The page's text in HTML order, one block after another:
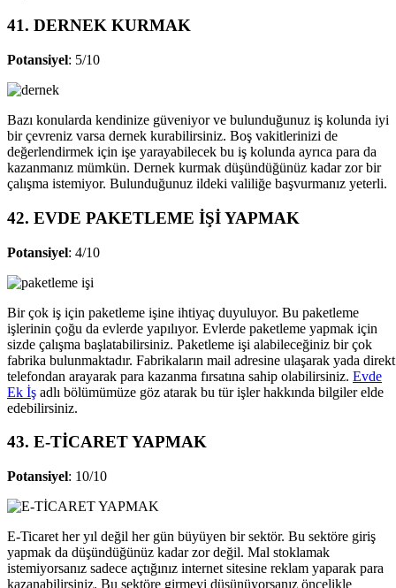
41. DERNEK KURMAK
Potansiyel: 5/10
Bazı konularda kendinize güveniyor ve bulunduğunuz iş kolunda iyi
bir çevreniz varsa dernek kurabilirsiniz. Boş vakitlerinizi de
değerlendirmek için işe yarayabilecek bu iş kolunda ayrıca para da
kazanmanız mümkün. Dernek kurmak düşündüğünüz kadar zor bir
çalışma istemiyor. Bulunduğunuz ildeki valiliğe başvurmanız yeterli.
42. EVDE PAKETLEME İŞİ YAPMAK
Potansiyel: 4/10
Bir çok iş için paketleme işine ihtiyaç duyuluyor. Bu paketleme
işlerinin çoğu da evlerde yapılıyor. Evlerde paketleme yapmak için
sizde çalışma başlatabilirsiniz. Paketleme işi alabileceğiniz bir çok
fabrika bulunmaktadır. Fabrikaların mail adresine ulaşarak yada direkt
telefondan arayarak para kazanma fırsatına sahip olabilirsiniz. Evde
Ek İş adlı bölümümüze göz atarak bu tür işler hakkında bilgiler elde
edebilirsiniz.
43. E-TİCARET YAPMAK
Potansiyel: 10/10
E-Ticaret her yıl değil her gün büyüyen bir sektör. Bu sektöre giriş
yapmak da düşündüğünüz kadar zor değil. Mal stoklamak
istemiyorsanız sadece açtığınız internet sitesine reklam yaparak para
kazanabilirsiniz. Bu sektöre girmeyi düşünüyorsanız öncelikle